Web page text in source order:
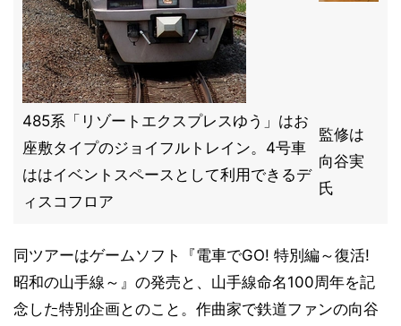
485系「リゾートエクスプレスゆう」はお
座敷タイプのジョイフルトレイン。4号車
ははイベントスペースとして利用できるデ
ィスコフロア
監修は
向谷実
氏
同ツアーはゲームソフト『電車でGO! 特別編～復活!
昭和の山手線～』の発売と、山手線命名100周年を記
念した特別企画とのこと。作曲家で鉄道ファンの向谷